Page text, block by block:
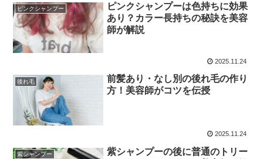
ピンクシャンプー
ピンクシャンプーは色持ちに効果
あり？カラー長持ちの秘訣を美容
師が解説
2025.11.24
後れ毛
前髪あり・なし別の後れ毛の作り
方！美容師がコツを伝授
2025.11.24
紫シャンプー
紫シャンプーの後に普通のトリー